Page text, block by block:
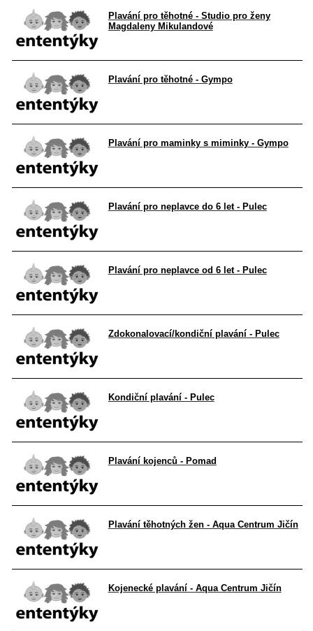
Plavání pro těhotné - Studio pro ženy
Magdaleny Mikulandové
Plavání pro těhotné - Gympo
Plavání pro maminky s miminky - Gympo
Plavání pro neplavce do 6 let - Pulec
Plavání pro neplavce od 6 let - Pulec
Zdokonalovací/kondiční plavání - Pulec
Kondiční plavání - Pulec
Plavání kojenců - Pomad
Plavání těhotných žen - Aqua Centrum Jičín
Kojenecké plavání - Aqua Centrum Jičín